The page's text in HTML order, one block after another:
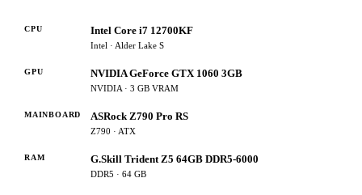
CPU Intel Core i7 12700KF
Intel · Alder Lake S
GPU NVIDIA GeForce GTX 1060 3GB
NVIDIA · 3 GB VRAM
MAINBOARD ASRock Z790 Pro RS
Z790 · ATX
RAM G.Skill Trident Z5 64GB DDR5-6000
DDR5 · 64 GB